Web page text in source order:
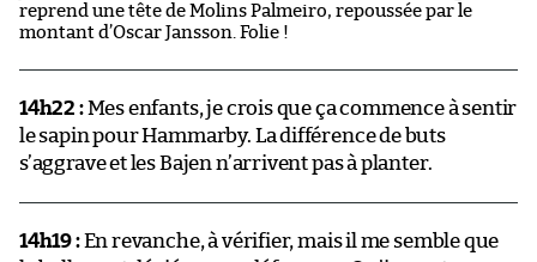
reprend une tête de Molins Palmeiro, repoussée par le
montant d’Oscar Jansson. Folie !
14h22 :Mes enfants, je crois que ça commence à sentir
le sapin pour Hammarby. La différence de buts
s’aggrave et les Bajen n’arrivent pas à planter.
14h19 :En revanche, à vérifier, mais il me semble que